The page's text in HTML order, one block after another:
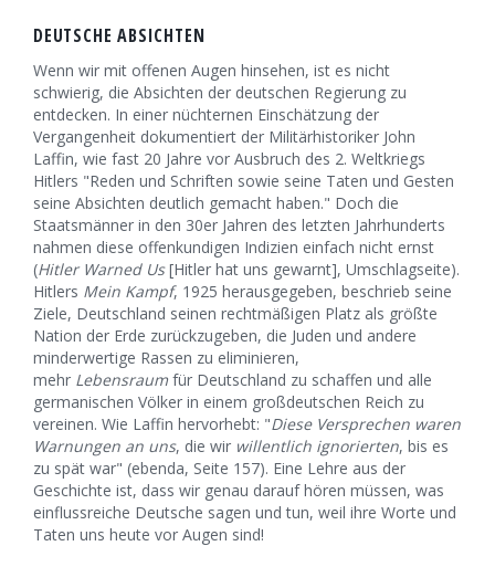
DEUTSCHE ABSICHTEN
Wenn wir mit offenen Augen hinsehen, ist es nicht
schwierig, die Absichten der deutschen Regierung zu
entdecken. In einer nüchternen Einschätzung der
Vergangenheit dokumentiert der Militärhistoriker John
Laffin, wie fast 20 Jahre vor Ausbruch des 2. Weltkriegs
Hitlers "Reden und Schriften sowie seine Taten und Gesten
seine Absichten deutlich gemacht haben." Doch die
Staatsmänner in den 30er Jahren des letzten Jahrhunderts
nahmen diese offenkundigen Indizien einfach nicht ernst
(Hitler Warned Us[Hitler hat uns gewarnt], Umschlagseite).
Hitlers Mein Kampf, 1925 herausgegeben, beschrieb seine
Ziele, Deutschland seinen rechtmäßigen Platz als größte
Nation der Erde zurückzugeben, die Juden und andere
minderwertige Rassen zu eliminieren,
mehr Lebensraum für Deutschland zu schaffen und alle
germanischen Völker in einem großdeutschen Reich zu
vereinen. Wie Laffin hervorhebt: "Diese Versprechen waren
Warnungen an uns, die wir willentlich ignorierten, bis es
zu spät war" (ebenda, Seite 157). Eine Lehre aus der
Geschichte ist, dass wir genau darauf hören müssen, was
einflussreiche Deutsche sagen und tun, weil ihre Worte und
Taten uns heute vor Augen sind!